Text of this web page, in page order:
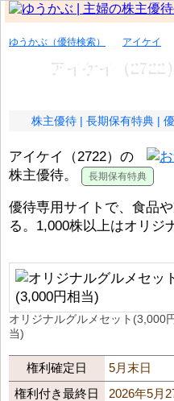
ゆうかぶ（優待検索） アイケイ
アイケイ（2722
株主優待 長期保有特典
アイケイ（2722）の
株主優待。
優待専用サイトで、食品
る。1,000株以上はオリジ
オリジナルグルメセット(3,000
当)
権利確定日
5月末日
権利付き最終日
2026年5月